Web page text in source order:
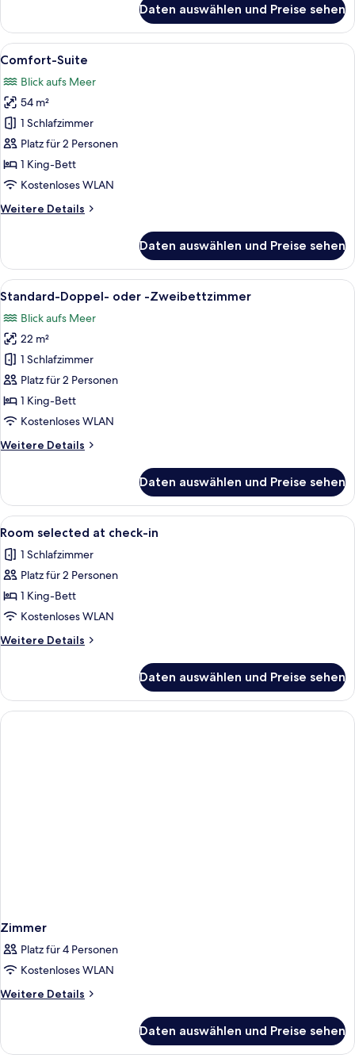
Zimmer
Daten auswählen und Preise sehen
Alle
Fotos
für
Comfort-
Suite
anzeigen
Ein Schlafzimmer mit einem Bett,
7
Comfort-Suite
Blick aufs Meer
54 m²
1 Schlafzimmer
Platz für 2 Personen
1 King-Bett
Kostenloses WLAN
Weitere Details
Weitere
Suite
Daten auswählen und Preise sehen
Alle
Fotos
für
Standard-
Doppel-
oder
-
Zweibettzimmer
Ein Schlafzimmer mit einem großen
7
Standard-Doppel- oder -Zweibettzimmer
Blick aufs Meer
22 m²
1 Schlafzimmer
Platz für 2 Personen
1 King-Bett
Kostenloses WLAN
Weitere Details
Weitere
Doppel-
oder
-
Daten auswählen und Preise sehen
Alle
Fotos
für
Room
selected
at
check-
in
Ein Schlafzimmer mit einem großen
5
Room selected at check-in
1 Schlafzimmer
Platz für 2 Personen
1 King-Bett
Kostenloses WLAN
Weitere Details
Weitere
selected
at
check-
Daten auswählen und Preise sehen
Zimmer
Platz für 4 Personen
Kostenloses WLAN
Weitere Details
Weitere
Daten auswählen und Preise sehen